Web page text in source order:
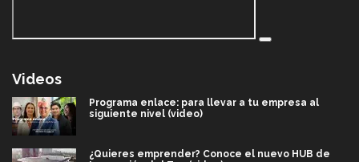
Videos
Programa enlace: para llevar a tu empresa al
siguiente nivel (video)
¿Quieres emprender? Conoce el nuevo HUB de